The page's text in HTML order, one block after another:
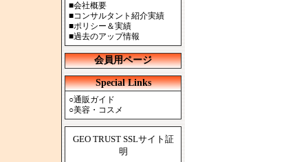
■会社概要
■コンサルタント紹介実績
■ポリシー＆実績
■過去のアップ情報
会員用ページ
Special Links
○通販ガイド
○美容・コスメ
GEO TRUST SSLサイト証
明